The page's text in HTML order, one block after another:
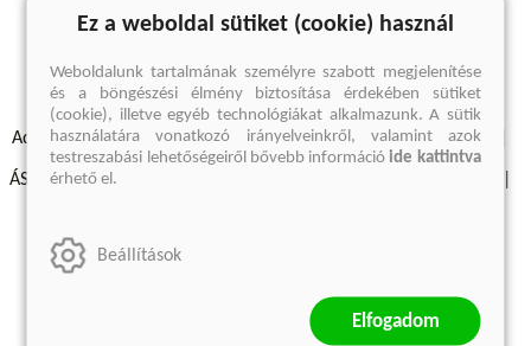
A keresett kifejezésre nincs találat
Adatvédelmi szabályzatok Elállási felmondási nyilatkozat
ÁSZF - Vásárlási feltételek
Szállítási információk
Ez a weboldal sütiket (cookie) használ
Weboldalunk tartalmának személyre szabott megjelenítése
és a böngészési élmény biztosítása érdekében sütiket
(cookie), illetve egyéb technológiákat alkalmazunk. A sütik
használatára vonatkozó irányelveinkről, valamint azok
testreszabási lehetőségeiről bővebb információide kattintva
érhető el.
Beállítások
Elfogadom